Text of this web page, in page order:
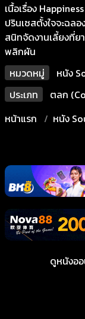
เนื้อเรื่อง
ปรินเซสตั้งใจจะฉล
สนิทจัดงานเลี้ยงที่ย
พลิกผัน
หมวดหมู่
หนัง
ประเภท
ตลก
หน้าแรก
หนัง
ดูหนังออ